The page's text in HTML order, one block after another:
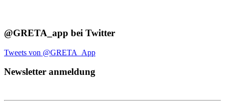
@GRETA_app bei Twitter
Tweets von @GRETA_App
Newsletter anmeldung